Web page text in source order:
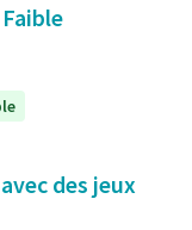
des jeux